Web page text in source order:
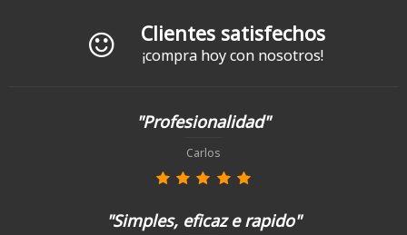
Clientes satisfechos
¡compra hoy con nosotros!
"Profesionalidad"
Carlos
"Simples, eficaz e rapido"